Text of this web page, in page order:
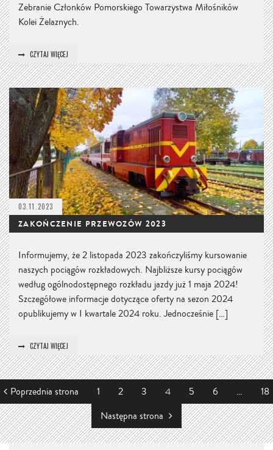
Zebranie Członków Pomorskiego Towarzystwa Miłośników
Kolei Żelaznych.
CZYTAJ WIĘCEJ
03.11.2023
ZAKOŃCZENIE PRZEWOZÓW 2023
Informujemy, że 2 listopada 2023 zakończyliśmy kursowanie
naszych pociągów rozkładowych. Najbliższe kursy pociągów
według ogólnodostępnego rozkładu jazdy już 1 maja 2024!
Szczegółowe informacje dotyczące oferty na sezon 2024
opublikujemy w I kwartale 2024 roku. Jednocześnie […]
CZYTAJ WIĘCEJ
Poprzednia strona 1 2 3 4 5 6 …
18
Następna strona